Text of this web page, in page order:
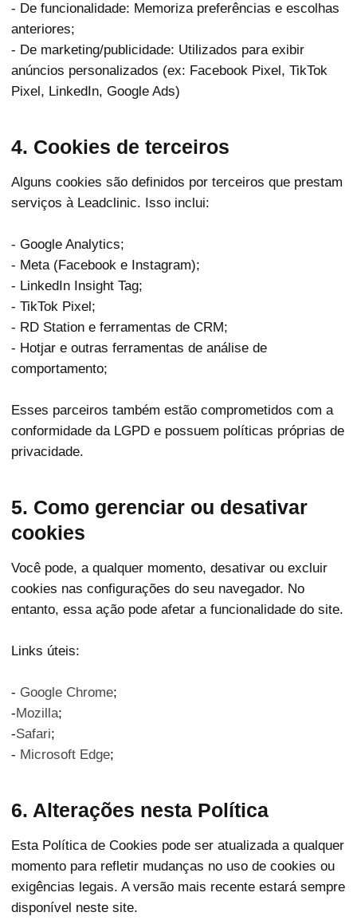
- De funcionalidade: Memoriza preferências e escolhas
anteriores;
- De marketing/publicidade: Utilizados para exibir
anúncios personalizados (ex: Facebook Pixel, TikTok
Pixel, LinkedIn, Google Ads)
4. Cookies de terceiros
Alguns cookies são definidos por terceiros que prestam
serviços à Leadclinic. Isso inclui:
- Google Analytics;
- Meta (Facebook e Instagram);
- LinkedIn Insight Tag;
- TikTok Pixel;
- RD Station e ferramentas de CRM;
- Hotjar e outras ferramentas de análise de
comportamento;
Esses parceiros também estão comprometidos com a
conformidade da LGPD e possuem políticas próprias de
privacidade.
5. Como gerenciar ou desativar
cookies
Você pode, a qualquer momento, desativar ou excluir
cookies nas configurações do seu navegador. No
entanto, essa ação pode afetar a funcionalidade do site.
Links úteis:
- Google Chrome;
-Mozilla;
-Safari;
- Microsoft Edge;
6. Alterações nesta Política
Esta Política de Cookies pode ser atualizada a qualquer
momento para refletir mudanças no uso de cookies ou
exigências legais. A versão mais recente estará sempre
disponível neste site.